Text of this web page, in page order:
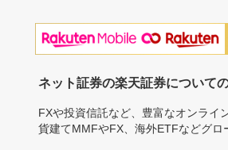
ネット証券の楽天証券について
FXや投資信託など、豊富なオンライ
貨建てMMFやFX、海外ETFなどグ